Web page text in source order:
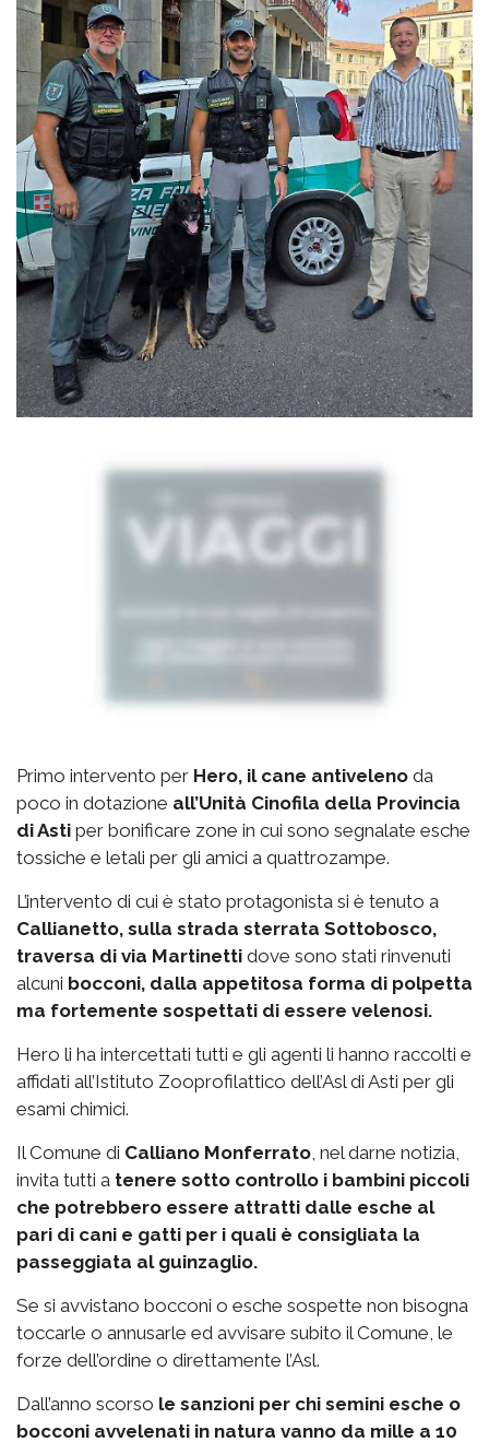
Primo intervento per Hero, il cane antiveleno da
poco in dotazione all’Unità Cinofila della Provincia
di Asti per bonificare zone in cui sono segnalate esche
tossiche e letali per gli amici a quattrozampe.
L’intervento di cui è stato protagonista si è tenuto a
Callianetto, sulla strada sterrata Sottobosco,
traversa di via Martinetti dove sono stati rinvenuti
alcuni bocconi, dalla appetitosa forma di polpetta
ma fortemente sospettati di essere velenosi.
Hero li ha intercettati tutti e gli agenti li hanno raccolti e
affidati all’Istituto Zooprofilattico dell’Asl di Asti per gli
esami chimici.
Il Comune di Calliano Monferrato, nel darne notizia,
invita tutti a tenere sotto controllo i bambini piccoli
che potrebbero essere attratti dalle esche al
pari di cani e gatti per i quali è consigliata la
passeggiata al guinzaglio.
Se si avvistano bocconi o esche sospette non bisogna
toccarle o annusarle ed avvisare subito il Comune, le
forze dell’ordine o direttamente l’Asl.
Dall’anno scorso le sanzioni per chi semini esche o
bocconi avvelenati in natura vanno da mille a 10